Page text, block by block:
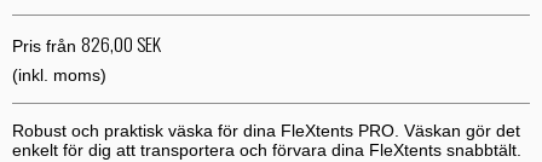
Pris från 826,00 SEK
(inkl. moms)
Robust och praktisk väska för dina FleXtents PRO. Väskan gör det
enkelt för dig att transportera och förvara dina FleXtents snabbtält.